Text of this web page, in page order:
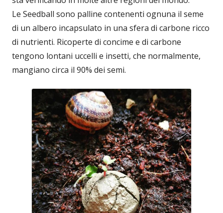
Le Seedball sono palline contenenti ognuna il seme
di un albero incapsulato in una sfera di carbone ricco
di nutrienti. Ricoperte di concime e di carbone
tengono lontani uccelli e insetti, che normalmente,
mangiano circa il 90% dei semi.